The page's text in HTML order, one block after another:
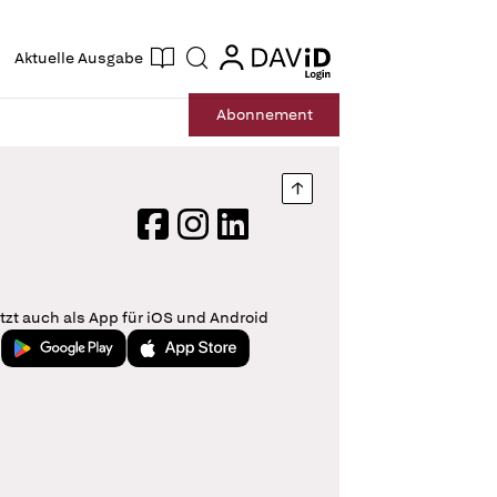
Aktuelle Ausgabe Suche login
login
Abonnement
Nach oben springen
FacebookInstagram
LinkedIn
auch als App für iOS und Android
Jetzt bei Google PlayLaden im App Store